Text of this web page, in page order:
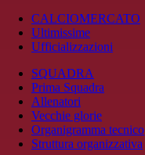
CALCIOMERCATO
Ultimissime
Ufficializzazioni
SQUADRA
Prima Squadra
Allenatori
Vecchie glorie
Organigramma tecnico
Struttura organizzativa